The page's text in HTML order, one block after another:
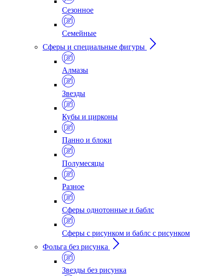
Сезонное
Семейные
Сферы и специальные фигуры
Алмазы
Звезды
Кубы и цирконы
Панно и блоки
Полумесяцы
Разное
Сферы однотонные и баблс
Сферы с рисунком и баблс с рисунком
Фольга без рисунка
Звезды без рисунка